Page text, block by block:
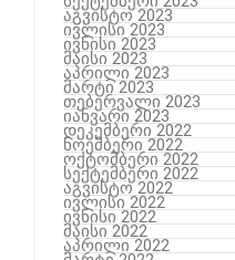
აგვისტო 2023
ივლისი 2023
ივნისი 2023
მაისი 2023
აპრილი 2023
მარტი 2023
თებერვალი 2023
იანვარი 2023
დეკემბერი 2022
ნოემბერი 2022
ოქტომბერი 2022
სექტემბერი 2022
აგვისტო 2022
ივლისი 2022
ივნისი 2022
მაისი 2022
აპრილი 2022